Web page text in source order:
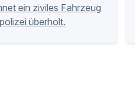
ein ziviles Fahrzeug
überholt.